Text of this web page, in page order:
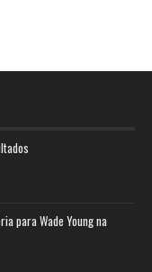
para Wade Young na